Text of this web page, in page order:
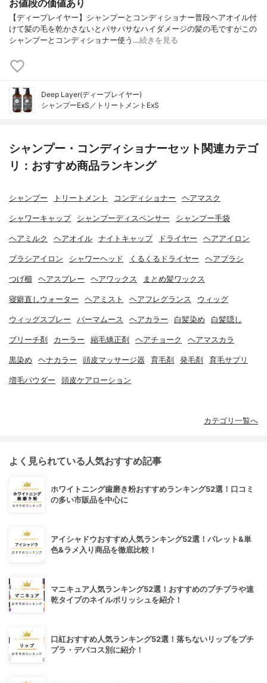
お値段の価値あり
【ディープレイヤー】シャンプーとコンディショナー普段ヘアオイル付
けて髪の毛を乾かさないとパサパサなハイダメージの髪の毛ですがこの
シャンプーとコンディショナー使う…続きを見る
Deep Layer(ディープレイヤー)
シャンプーExS／トリートメントExS
シャンプー・コンディショナーセット関連カテゴ
リ：おすすめ商品ランキング
シャンプー トリートメント コンディショナー ヘアマスク
シャワーキャップ シャンプーディスペンサー シャンプー手袋
ヘアミルク ヘアオイル ナイトキャップ ドライヤー ヘアアイロン
ブラシアイロン シャワーヘッド くるくるドライヤー ヘアブラシ
つげ櫛 ヘアスプレー ヘアワックス まとめ髪ワックス
寝癖直しウォーター ヘアミスト ヘアフレグランス ウィッグ
ウィッグスプレー パーマムース ヘアカラー 白髪染め 白髪隠し
ブリーチ剤 カーラー 縮毛矯正剤 ヘアチョーク ヘアマスカラ
黒染め ヘナカラー 頭皮マッサージ器 育毛剤 発毛剤 育毛サプリ
増毛パウダー 頭皮ケアローション
カテゴリ一覧へ
よく見られている人気おすすめ記事
ホワイトニング歯磨き粉おすすめランキング52選！口コミ
の多い市販品を中心に
アイシャドウおすすめ人気ランキング52選！パレット&単
色&ラメ入り商品を徹底比較！
マニキュア人気ランキング52選！おすすめのプチプラや速
乾タイプのネイルポリッシュを紹介！
口紅おすすめ人気ランキング52選！落ちないリップをプチ
プラ・デパコス別に紹介！